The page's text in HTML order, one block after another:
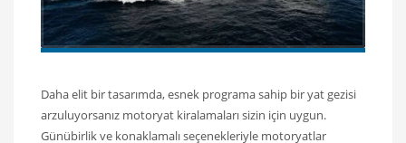
Daha elit bir tasarımda, esnek programa sahip bir yat gezisi
arzuluyorsanız motoryat kiralamaları sizin için uygun.
Günübirlik ve konaklamalı seçenekleriyle motoryatlar